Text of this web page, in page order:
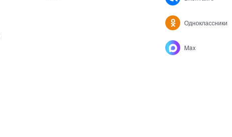
Одноклассники
Max